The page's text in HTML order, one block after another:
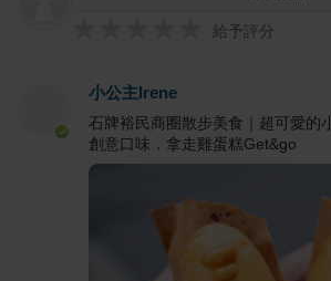
給予評分
小公主Irene
石牌裕民商圈散步美食｜超可愛的
創意口味．拿走雞蛋糕Get&go